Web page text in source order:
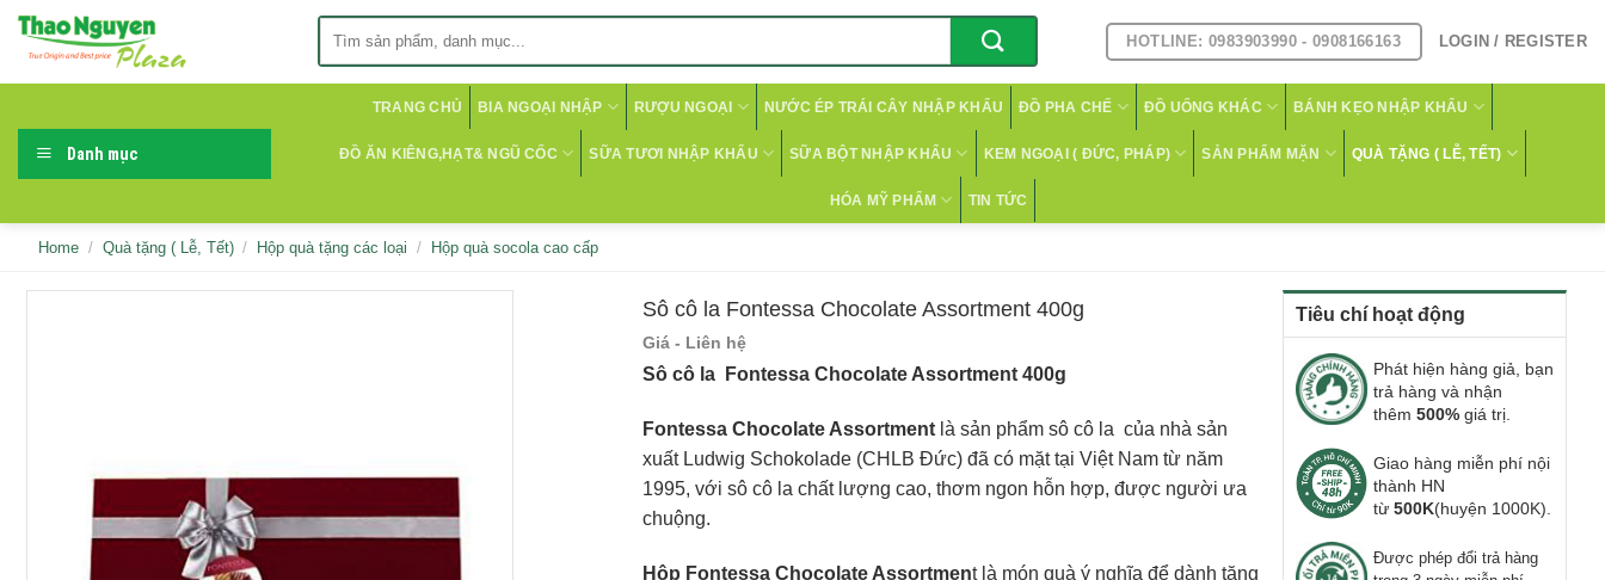
Skip
HOTLINE: 0983903990 - 0908166163 LOGIN / REGISTER
Danh mục
TRANG CHỦ BIA NGOẠI NHẬP RƯỢU NGOẠI NƯỚC ÉP TRÁI CÂY NHẬP KHẨU ĐỒ PHA CHẾ ĐỒ UỐNG KHÁC BÁNH KẸO NHẬP KHẨU
ĐỒ ĂN KIÊNG,HẠT& NGŨ CỐC SỮA TƯƠI NHẬP KHẨU SỮA BỘT NHẬP KHẨU KEM NGOẠI ( ĐỨC, PHÁP) SẢN PHẨM MẶN QUÀ TẶNG ( LỄ, TẾT)
HÓA MỸ PHẨM TIN TỨC
Home / Quà tặng ( Lễ, Tết) / Hộp quà tặng các loại / Hộp quà socola cao cấp
Tiêu chí hoạt động
Phát hiện hàng giả, bạn
trả hàng và nhận
thêm 500% giá trị.
Giao hàng miễn phí nội
thành HN
từ 500K(huyện 1000K).
Được phép đổi trả hàng
Sô cô la Fontessa Chocolate Assortment 400g
Giá - Liên hệ
Sô cô la Fontessa Chocolate Assortment 400g
Fontessa Chocolate Assortment là sản phẩm sô cô la của nhà sản
xuất Ludwig Schokolade (CHLB Đức) đã có mặt tại Việt Nam từ năm
1995, với sô cô la chất lượng cao, thơm ngon hỗn hợp, được người ưa
chuộng.
Hộp Fontessa Chocolate Assortment là món quà ý nghĩa để dành tặng